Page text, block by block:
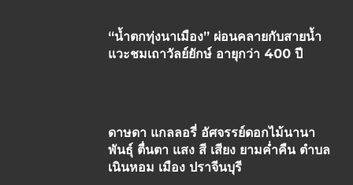
“น้ำตกทุ่งนาเมือง” ผ่อนคลายกับสายน้ำ
แวะชมเถาวัลย์ยักษ์ อายุกว่า 400 ปี
ดาษดา แกลลอรี่ อัศจรรย์ดอกไม้นานา
พันธุ์ ตื่นตา แสง สี เสียง ยามค่ำคืน ตำบล
เนินหอม เมือง ปราจีนบุรี